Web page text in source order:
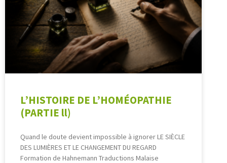
L’HISTOIRE DE L’HOMÉOPATHIE
(PARTIE ll)
Quand le doute devient impossible à ignorer LE SIÈCLE
DES LUMIÈRES ET LE CHANGEMENT DU REGARD
Formation de Hahnemann Traductions Malaise